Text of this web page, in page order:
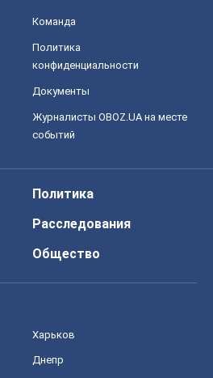
Команда
Политика
конфиденциальности
Документы
Журналисты OBOZ.UA на месте
событий
Политика
Расследования
Общество
Харьков
Днепр